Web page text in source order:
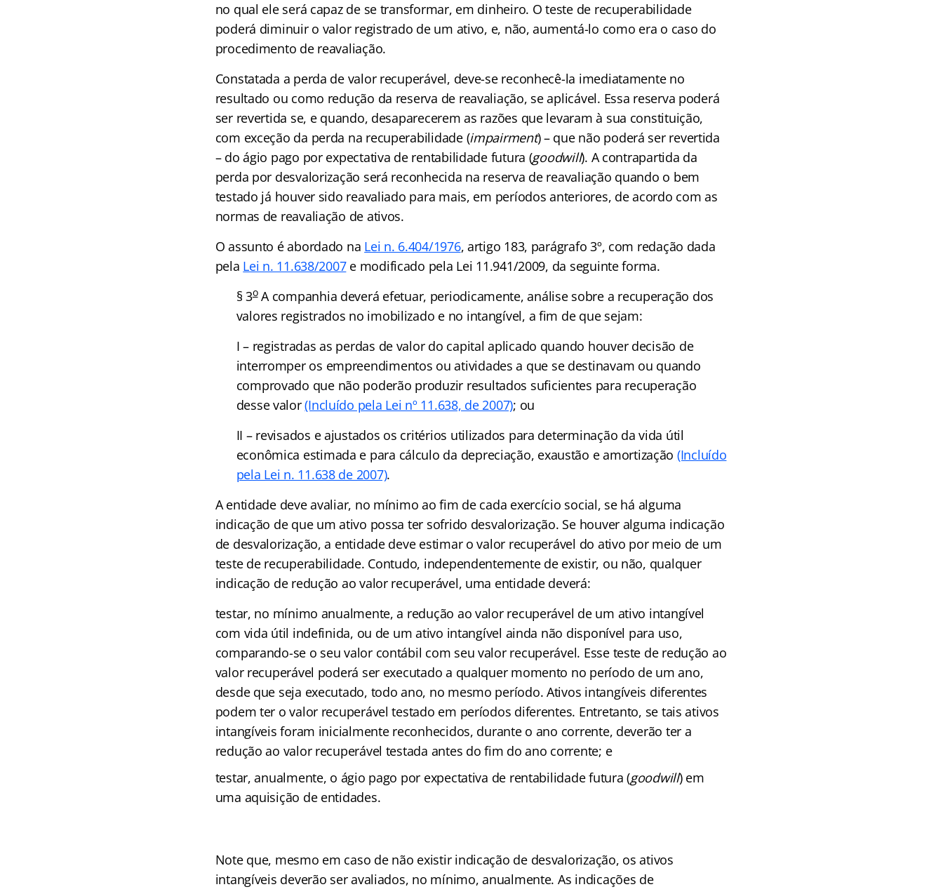
no qual ele será capaz de se transformar, em dinheiro. O teste de recuperabilidade
poderá diminuir o valor registrado de um ativo, e, não, aumentá-lo como era o caso do
procedimento de reavaliação.
Constatada a perda de valor recuperável, deve-se reconhecê-la imediatamente no
resultado ou como redução da reserva de reavaliação, se aplicável. Essa reserva poderá
ser revertida se, e quando, desaparecerem as razões que levaram à sua constituição,
com exceção da perda na recuperabilidade (impairment) – que não poderá ser revertida
– do ágio pago por expectativa de rentabilidade futura (goodwill). A contrapartida da
perda por desvalorização será reconhecida na reserva de reavaliação quando o bem
testado já houver sido reavaliado para mais, em períodos anteriores, de acordo com as
normas de reavaliação de ativos.
O assunto é abordado na Lei n. 6.404/1976, artigo 183, parágrafo 3º, com redação dada
pela Lei n. 11.638/2007e modificado pela Lei 11.941/2009, da seguinte forma.
§ 3oA companhia deverá efetuar, periodicamente, análise sobre a recuperação dos
valores registrados no imobilizado e no intangível, a fim de que sejam:
I – registradas as perdas de valor do capital aplicado quando houver decisão de
interromper os empreendimentos ou atividades a que se destinavam ou quando
comprovado que não poderão produzir resultados suficientes para recuperação
desse valor(Incluído pela Lei nº 11.638, de 2007); ou
II – revisados e ajustados os critérios utilizados para determinação da vida útil
econômica estimada e para cálculo da depreciação, exaustão e amortização (Incluído
pela Lei n. 11.638 de 2007).
A entidade deve avaliar, no mínimo ao fim de cada exercício social, se há alguma
indicação de que um ativo possa ter sofrido desvalorização. Se houver alguma indicação
de desvalorização, a entidade deve estimar o valor recuperável do ativo por meio de um
teste de recuperabilidade. Contudo, independentemente de existir, ou não, qualquer
indicação de redução ao valor recuperável, uma entidade deverá:
testar, no mínimo anualmente, a redução ao valor recuperável de um ativo intangível
com vida útil indefinida, ou de um ativo intangível ainda não disponível para uso,
comparando-se o seu valor contábil com seu valor recuperável. Esse teste de redução ao
valor recuperável poderá ser executado a qualquer momento no período de um ano,
desde que seja executado, todo ano, no mesmo período. Ativos intangíveis diferentes
podem ter o valor recuperável testado em períodos diferentes. Entretanto, se tais ativos
intangíveis foram inicialmente reconhecidos, durante o ano corrente, deverão ter a
redução ao valor recuperável testada antes do fim do ano corrente; e
testar, anualmente, o ágio pago por expectativa de rentabilidade futura (goodwill) em
uma aquisição de entidades.
Note que, mesmo em caso de não existir indicação de desvalorização, os ativos
intangíveis deverão ser avaliados, no mínimo, anualmente. As indicações de